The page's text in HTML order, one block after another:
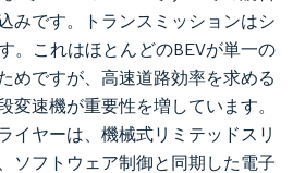
みです。トランスミッションはシ
。これはほとんどのBEVが単一の
めですが、高速道路効率を求める
変速機が重要性を増しています。
イヤーは、機械式リミテッドスリ
ソフトウェア制御と同期した電子